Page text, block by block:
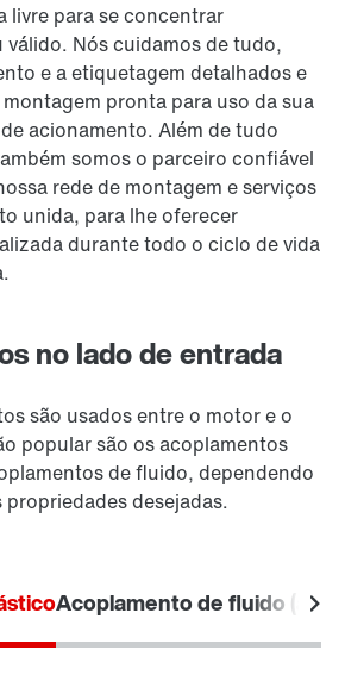
livre para se concentrar
Nós cuidamos de tudo,
e a etiquetagem detalhados e
pronta para uso da sua
acionamento. Além de tudo
somos o parceiro confiável
rede de montagem e serviços
unida, para lhe oferecer
durante todo o ciclo de vida
no lado de entrada
são usados entre o motor e o
popular são os acoplamentos
de fluido, dependendo
desejadas.
Acoplamento de fluido